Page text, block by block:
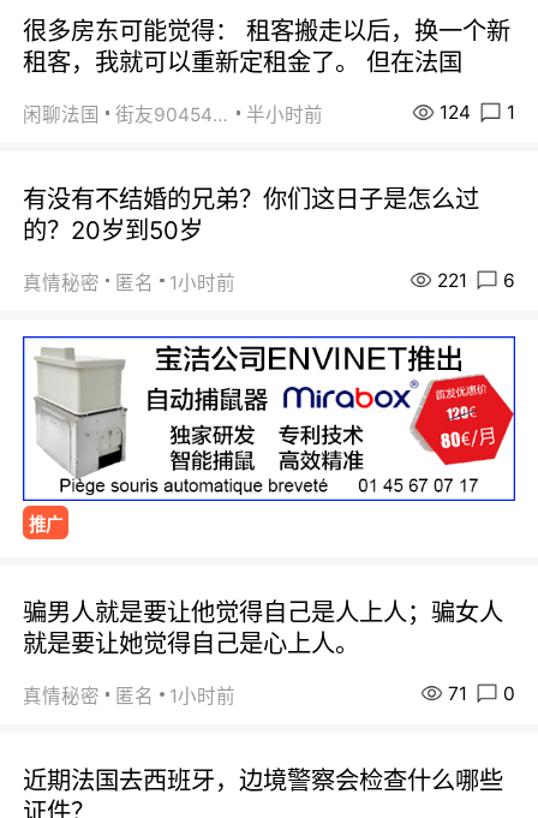
很多房东可能觉得： 租客搬走以后，换一个新
租客，我就可以重新定租金了。 但在法国
闲聊法国 街友90454511 半小时前 124 1
有没有不结婚的兄弟？你们这日子是怎么过
的？20岁到50岁
真情秘密 匿名 1小时前 221 6
推广
骗男人就是要让他觉得自己是人上人；骗女人
就是要让她觉得自己是心上人。
真情秘密 匿名 1小时前 71 0
近期法国去西班牙，边境警察会检查什么哪些
证件？